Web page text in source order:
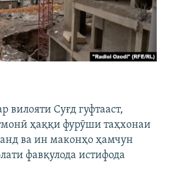
вилояти Суғд гуфтааст,
ҳаққи фурӯши таҳхонаи
ва ин маконҳо ҳамчун
фавқулода истифода